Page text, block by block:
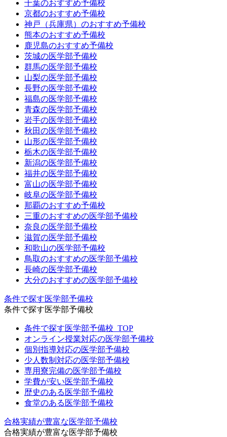
千葉のおすすめ予備校
京都のおすすめ予備校
神戸（兵庫県）のおすすめ予備校
熊本のおすすめ予備校
鹿児島のおすすめ予備校
茨城の医学部予備校
群馬の医学部予備校
山梨の医学部予備校
長野の医学部予備校
福島の医学部予備校
青森の医学部予備校
岩手の医学部予備校
秋田の医学部予備校
山形の医学部予備校
栃木の医学部予備校
新潟の医学部予備校
福井の医学部予備校
富山の医学部予備校
岐阜の医学部予備校
那覇のおすすめ予備校
三重のおすすめの医学部予備校
奈良の医学部予備校
滋賀の医学部予備校
和歌山の医学部予備校
鳥取のおすすめの医学部予備校
長崎の医学部予備校
大分のおすすめの医学部予備校
条件で探す医学部予備校
条件で探す医学部予備校
条件で探す医学部予備校_TOP
オンライン授業対応の医学部予備校
個別指導対応の医学部予備校
少人数制対応の医学部予備校
専用寮完備の医学部予備校
学費が安い医学部予備校
歴史のある医学部予備校
食堂のある医学部予備校
合格実績が豊富な医学部予備校
合格実績が豊富な医学部予備校